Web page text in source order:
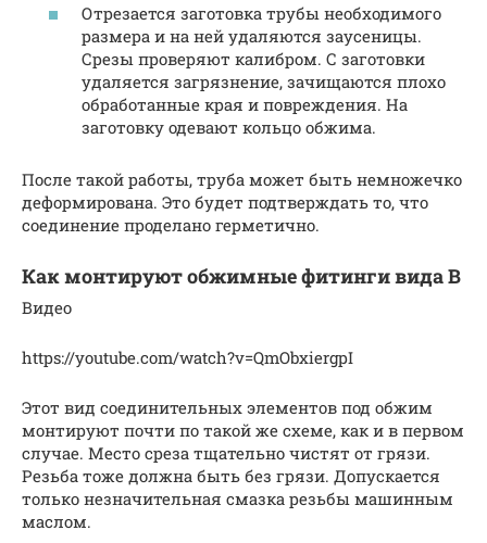
Отрезается заготовка трубы необходимого
размера и на ней удаляются заусеницы.
Срезы проверяют калибром. С заготовки
удаляется загрязнение, зачищаются плохо
обработанные края и повреждения. На
заготовку одевают кольцо обжима.
После такой работы, труба может быть немножечко
деформирована. Это будет подтверждать то, что
соединение проделано герметично.
Как монтируют обжимные фитинги вида В
Видео
https://youtube.com/watch?v=QmObxiergpI
Этот вид соединительных элементов под обжим
монтируют почти по такой же схеме, как и в первом
случае. Место среза тщательно чистят от грязи.
Резьба тоже должна быть без грязи. Допускается
только незначительная смазка резьбы машинным
маслом.